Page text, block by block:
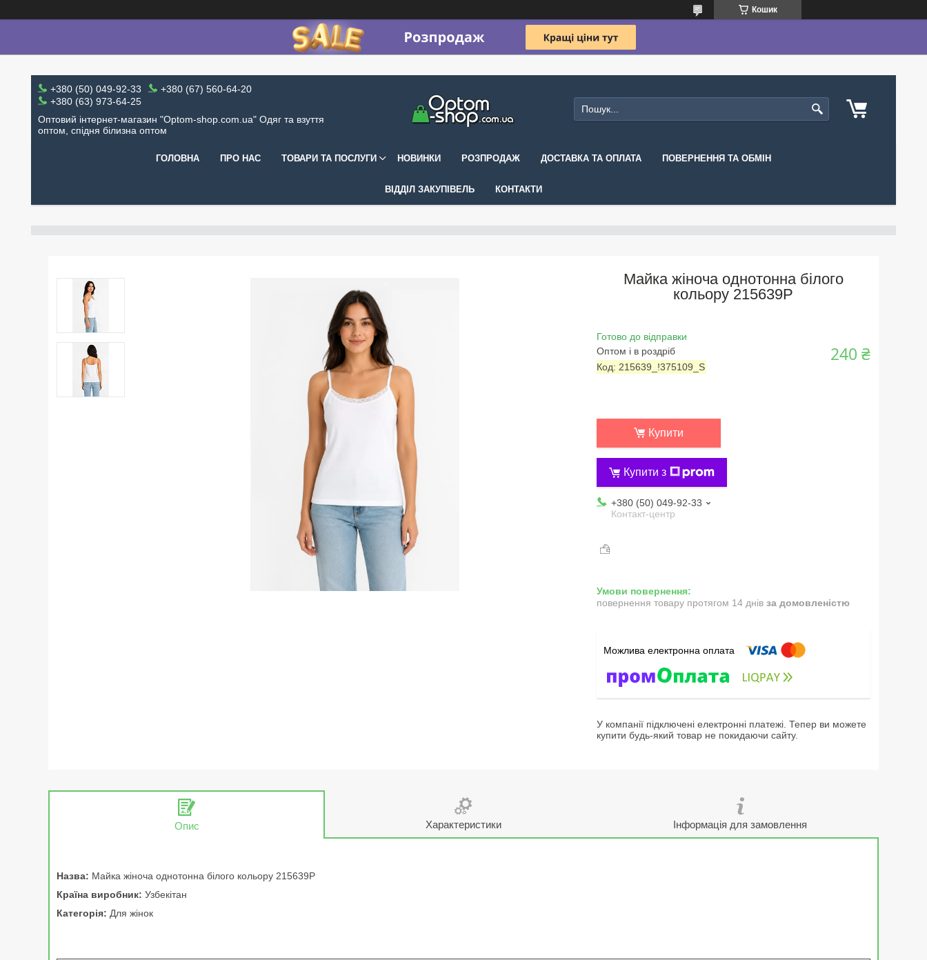
Кошик
+380 (50) 049-92-33
+380 (67) 560-64-20
+380 (63) 973-64-25
Оптовий інтернет-магазин "Optom-shop.com.ua" Одяг та взуття
оптом, спідня білизна оптом
ГОЛОВНА ПРО НАС ТОВАРИ ТА ПОСЛУГИ НОВИНКИ РОЗПРОДАЖ ДОСТАВКА ТА ОПЛАТА ПОВЕРНЕННЯ ТА ОБМІН
ВІДДІЛ ЗАКУПІВЕЛЬ КОНТАКТИ
Майка жіноча однотонна білого
кольору 215639P
Готово до відправки
Оптом і в роздріб
Код: 215639_!375109_S
240 ₴
Купити
Купити з
+380 (50) 049-92-33
Контакт-центр
повернення товару протягом 14 днів за домовленістю
У компанії підключені електронні платежі. Тепер ви можете
купити будь-який товар не покидаючи сайту.
Опис Характеристики Інформація для замовлення
Назва: Майка жіноча однотонна білого кольору 215639P
Країна виробник: Узбекітан
Категорія: Для жінок